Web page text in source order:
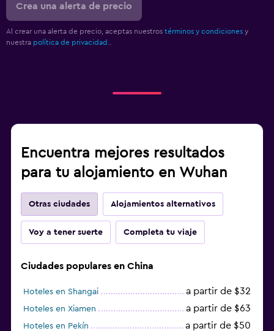
Crea una alerta de precio
Al crear una alerta de precio, aceptas nuestros términos y condiciones y
nuestra política de privacidad.
Encuentra mejores resultados
para tu alojamiento en Wuhan
Otras ciudades Alojamientos alternativos
Voy a tener suerte Completa tu viaje
Ciudades populares en China
Hoteles en Shangai a partir de $32
Hoteles en Xiamen a partir de $63
Hoteles en Pekín a partir de $50